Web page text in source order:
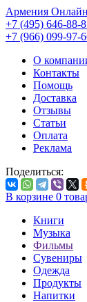
Армения Онлайн
+7 (495) 646-88-
+7 (966) 099-97-
О
Контакты
Помощь
Доставка
Отзывы
Статьи
Оплата
Реклама
Поделиться:
В корзине 0
Книги
Музыка
Фильмы
Сувениры
Одежда
Продукты
Напитки